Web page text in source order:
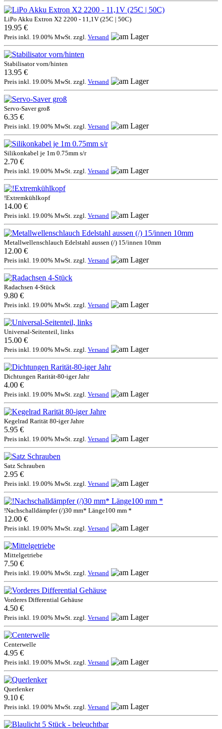
LiPo Akku Extron X2 2200 - 11,1V (25C | 50C)
19.95 €
Preis inkl. 19.00% MwSt. zzgl. Versand
Stabilisator vorn/hinten
13.95 €
Preis inkl. 19.00% MwSt. zzgl. Versand
Servo-Saver groß
6.35 €
Preis inkl. 19.00% MwSt. zzgl. Versand
Silikonkabel je 1m 0.75mm s/r
2.70 €
Preis inkl. 19.00% MwSt. zzgl. Versand
!Extremkühlkopf
14.00 €
Preis inkl. 19.00% MwSt. zzgl. Versand
Metallwellenschlauch Edelstahl aussen (/) 15/innen 10mm
12.00 €
Preis inkl. 19.00% MwSt. zzgl. Versand
Radachsen 4-Stück
9.80 €
Preis inkl. 19.00% MwSt. zzgl. Versand
Universal-Seitenteil, links
15.00 €
Preis inkl. 19.00% MwSt. zzgl. Versand
Dichtungen Rarität-80-iger Jahr
4.00 €
Preis inkl. 19.00% MwSt. zzgl. Versand
Kegelrad Rarität 80-iger Jahre
5.95 €
Preis inkl. 19.00% MwSt. zzgl. Versand
Satz Schrauben
2.95 €
Preis inkl. 19.00% MwSt. zzgl. Versand
!Nachschalldämpfer (/)30 mm* Länge100 mm *
12.00 €
Preis inkl. 19.00% MwSt. zzgl. Versand
Mittelgetriebe
7.50 €
Preis inkl. 19.00% MwSt. zzgl. Versand
Vorderes Differential Gehäuse
4.50 €
Preis inkl. 19.00% MwSt. zzgl. Versand
Centerwelle
4.95 €
Preis inkl. 19.00% MwSt. zzgl. Versand
Querlenker
9.10 €
Preis inkl. 19.00% MwSt. zzgl. Versand